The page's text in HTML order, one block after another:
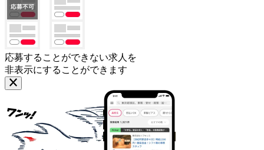
応募することができない求人を
非表示にすることができます